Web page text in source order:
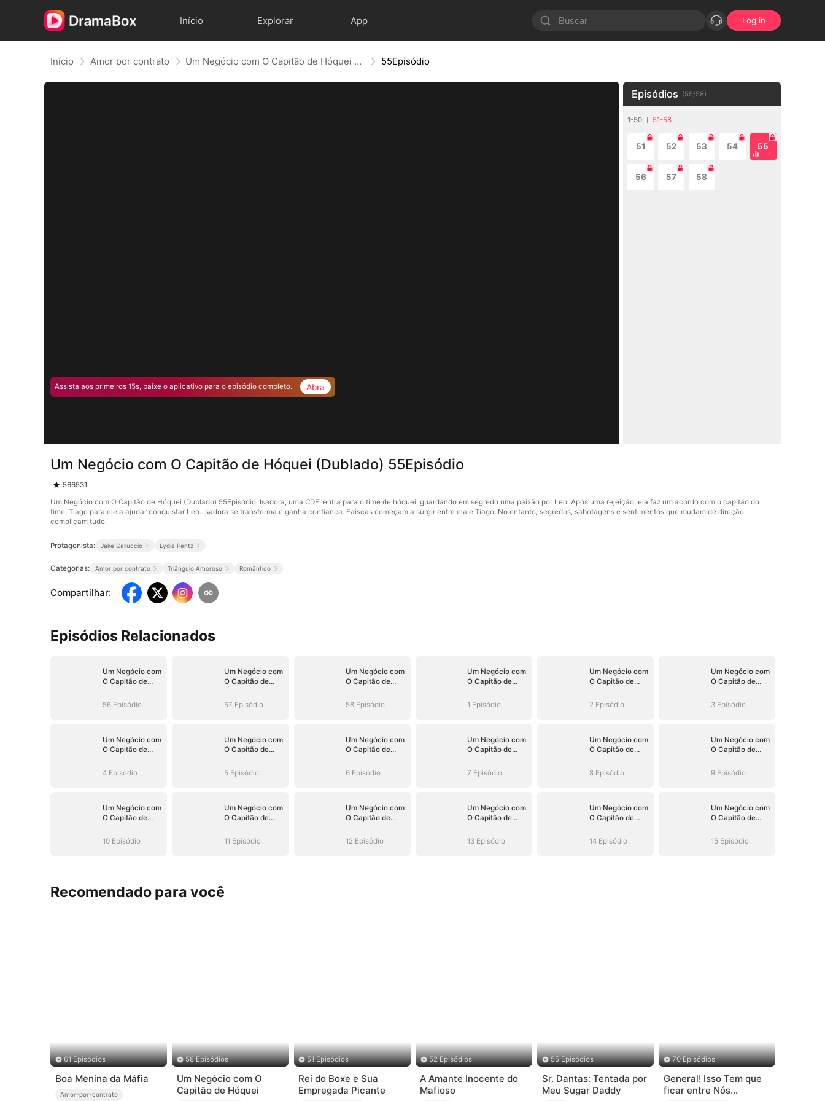
Início Explorar App Log in
Início Amor por contrato Um Negócio com O Capitão de Hóquei (Dublado) 55Episódio
Assista aos primeiros 15s, baixe o aplicativo para o episódio completo. Abra
Episódios (55/58)
1-50 51-58
51 52 53 54 55
56 57 58
Um Negócio com O Capitão de Hóquei (Dublado) 55Episódio
566531
Um Negócio com O Capitão de Hóquei (Dublado) 55Episódio. Isadora, uma CDF, entra para o time de hóquei, guardando em segredo uma paixão por Leo. Após uma rejeição, ela faz um acordo com o capitão do
time, Tiago para ele a ajudar conquistar Leo. Isadora se transforma e ganha confiança. Faíscas começam a surgir entre ela e Tiago. No entanto, segredos, sabotagens e sentimentos que mudam de direção
complicam tudo.
Protagonista: Jake Galluccio Lydia Pentz
Categorias: Amor por contrato Triângulo Amoroso Romântico
Compartilhar:
Episódios Relacionados
Um Negócio com
O Capitão de
56 Episódio
Um Negócio com
O Capitão de
57 Episódio
Um Negócio com
O Capitão de
58 Episódio
Um Negócio com
O Capitão de
1 Episódio
Um Negócio com
O Capitão de
2 Episódio
Um Negócio com
O Capitão de
3 Episódio
Um Negócio com
O Capitão de
4 Episódio
Um Negócio com
O Capitão de
5 Episódio
Um Negócio com
O Capitão de
6 Episódio
Um Negócio com
O Capitão de
7 Episódio
Um Negócio com
O Capitão de
8 Episódio
Um Negócio com
O Capitão de
9 Episódio
Um Negócio com
O Capitão de
10 Episódio
Um Negócio com
O Capitão de
11 Episódio
Um Negócio com
O Capitão de
12 Episódio
Um Negócio com
O Capitão de
13 Episódio
Um Negócio com
O Capitão de
14 Episódio
Um Negócio com
O Capitão de
15 Episódio
Recomendado para você
61 Episódios
Boa Menina da Máfia
Amor-por-contrato
58 Episódios
Um Negócio com O
Capitão de Hóquei
51 Episódios
Rei do Boxe e Sua
Empregada Picante
52 Episódios
A Amante Inocente do
Mafioso
55 Episódios
Sr. Dantas: Tentada por
Meu Sugar Daddy
70 Episódios
General! Isso Tem que
ficar entre Nós...